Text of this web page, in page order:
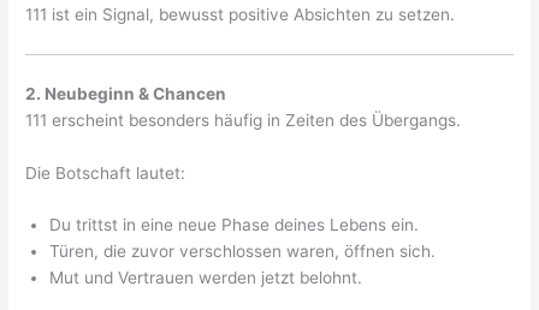
111 ist ein Signal, bewusst positive Absichten zu setzen.
2. Neubeginn & Chancen
111 erscheint besonders häufig in Zeiten des Übergangs.
Die Botschaft lautet:
Du trittst in eine neue Phase deines Lebens ein.
Türen, die zuvor verschlossen waren, öffnen sich.
Mut und Vertrauen werden jetzt belohnt.